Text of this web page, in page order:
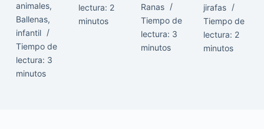
animales,
Ballenas,
infantil
Tiempo de
lectura: 3
minutos
lectura: 2
minutos
Ranas
Tiempo de
lectura: 3
minutos
jirafas
Tiempo de
lectura: 2
minutos